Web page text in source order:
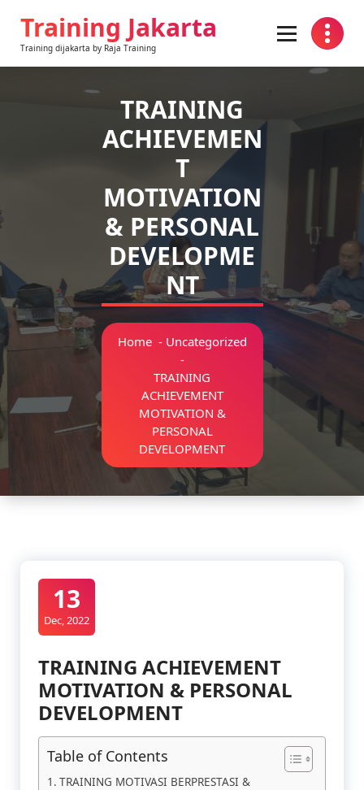
contentTraining Jakarta
Training dijakarta by Raja Training
TRAINING
ACHIEVEMEN
T
MOTIVATION
& PERSONAL
DEVELOPME
NT
Home- Uncategorized
-
TRAINING
ACHIEVEMENT
MOTIVATION &
PERSONAL
DEVELOPMENT
13
Dec, 2022
TRAINING ACHIEVEMENT
MOTIVATION & PERSONAL
DEVELOPMENT
Table of Contents
TRAINING MOTIVASI BERPRESTASI &